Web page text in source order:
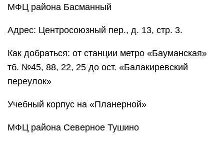
МФЦ района Басманный
Адрес: Центросоюзный пер., д. 13, стр. 3.
Как добраться: от станции метро «Бауманская»
тб. №45, 88, 22, 25 до ост. «Балакиревский
переулок»
Учебный корпус на «Планерной»
МФЦ района Северное Тушино